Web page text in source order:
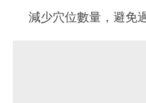
減少穴位數量，避免